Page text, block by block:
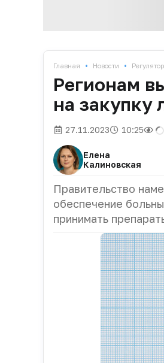
Главная • Новости •
Регионам
на закупку
27.11.2023 10:25
Елена
Калиновская
Правительство
обеспечение
принимать